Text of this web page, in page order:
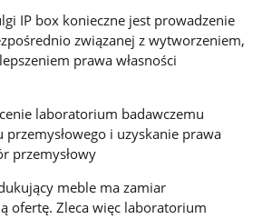
IP box konieczne jest prowadzenie
związanej z wytworzeniem,
prawa własności
laboratorium badawczemu
i uzyskanie prawa
przemysłowy
meble ma zamiar
ofertę. Zleca więc laboratorium